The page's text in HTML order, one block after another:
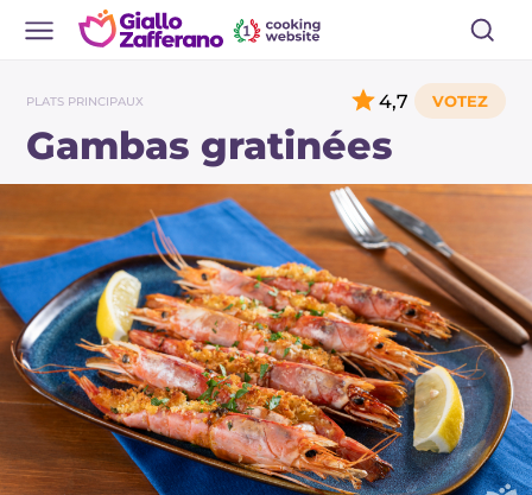
PLATS PRINCIPAUX
Gambas gratinées
4,7